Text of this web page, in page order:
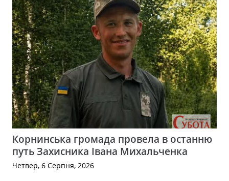
Корнинська громада провела в останню
путь Захисника Івана Михальченка
Четвер, 6 Серпня, 2026